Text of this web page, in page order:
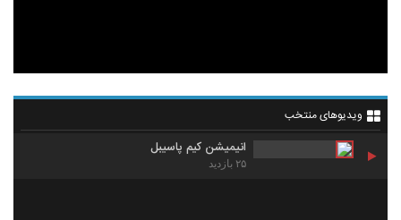
ویدیوهای منتخب
انیمیشن کیم پاسیبل
۲۵ بازدید